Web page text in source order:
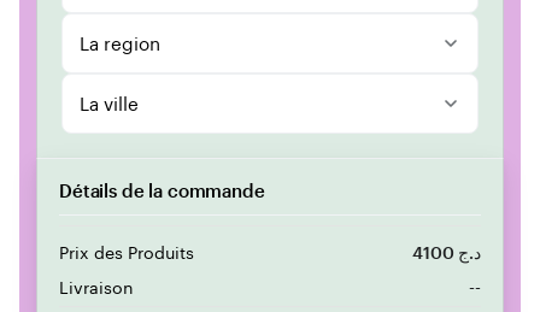
La region
La ville
Détails de la commande
Prix des Produits
4100 د.ج
Livraison
--